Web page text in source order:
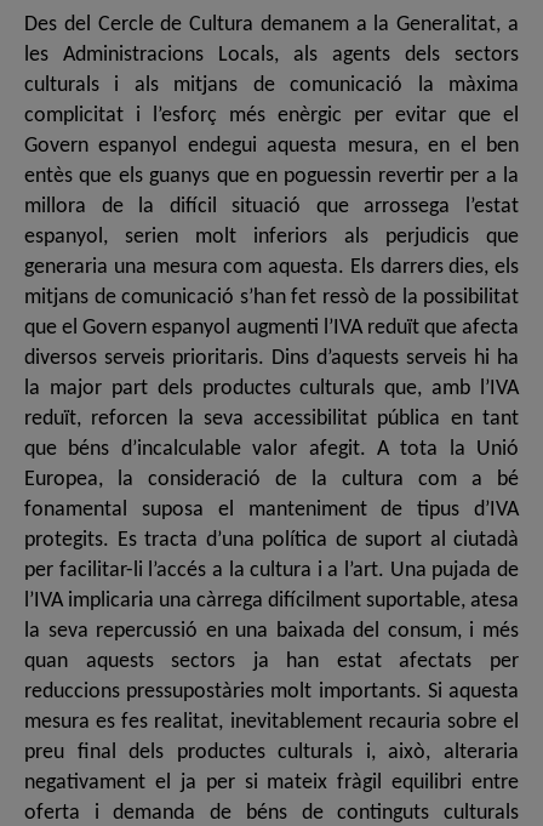
Des del Cercle de Cultura demanem a la Generalitat, a
les Administracions Locals, als agents dels sectors
culturals i als mitjans de comunicació la màxima
complicitat i l’esforç més enèrgic per evitar que el
Govern espanyol endegui aquesta mesura, en el ben
entès que els guanys que en poguessin revertir per a la
millora de la difícil situació que arrossega l’estat
espanyol, serien molt inferiors als perjudicis que
generaria una mesura com aquesta. Els darrers dies, els
mitjans de comunicació s’han fet ressò de la possibilitat
que el Govern espanyol augmenti l’IVA reduït que afecta
diversos serveis prioritaris. Dins d’aquests serveis hi ha
la major part dels productes culturals que, amb l’IVA
reduït, reforcen la seva accessibilitat pública en tant
que béns d’incalculable valor afegit. A tota la Unió
Europea, la consideració de la cultura com a bé
fonamental suposa el manteniment de tipus d’IVA
protegits. Es tracta d’una política de suport al ciutadà
per facilitar-li l’accés a la cultura i a l’art. Una pujada de
l’IVA implicaria una càrrega difícilment suportable, atesa
la seva repercussió en una baixada del consum, i més
quan aquests sectors ja han estat afectats per
reduccions pressupostàries molt importants. Si aquesta
mesura es fes realitat, inevitablement recauria sobre el
preu final dels productes culturals i, això, alteraria
negativament el ja per si mateix fràgil equilibri entre
oferta i demanda de béns de continguts culturals